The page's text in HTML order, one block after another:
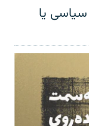
سیاسی یا